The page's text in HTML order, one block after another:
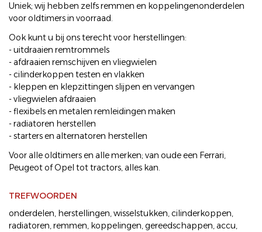
Uniek; wij hebben zelfs remmen en koppelingenonderdelen
voor oldtimers in voorraad.
Ook kunt u bij ons terecht voor herstellingen:
- uitdraaien remtrommels
- afdraaien remschijven en vliegwielen
- cilinderkoppen testen en vlakken
- kleppen en klepzittingen slijpen en vervangen
- vliegwielen afdraaien
- flexibels en metalen remleidingen maken
- radiatoren herstellen
- starters en alternatoren herstellen
Voor alle oldtimers en alle merken; van oude een Ferrari,
Peugeot of Opel tot tractors, alles kan.
TREFWOORDEN
onderdelen, herstellingen,wisselstukken, cilinderkoppen,
radiatoren,remmen, koppelingen,gereedschappen,accu,